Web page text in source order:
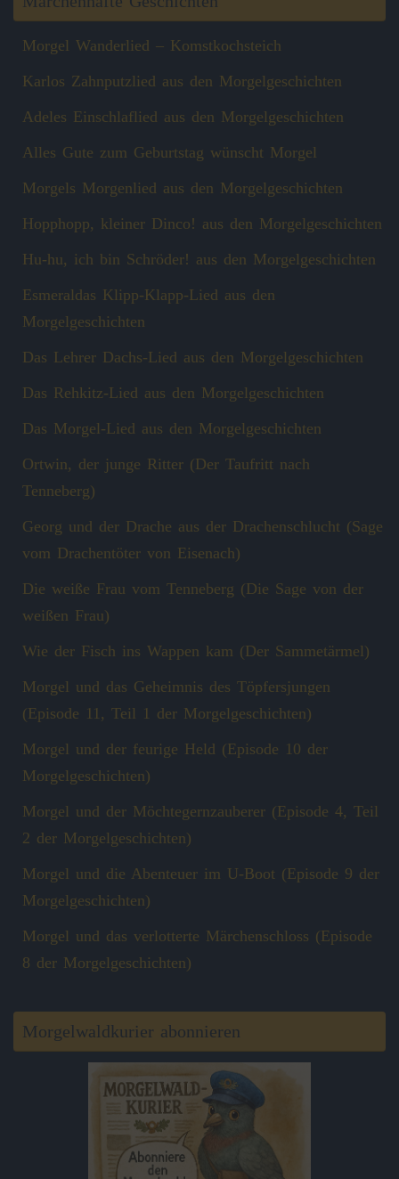
Morgel Wanderlied – Komstkochsteich
Karlos Zahnputzlied aus den Morgelgeschichten
Adeles Einschlaflied aus den Morgelgeschichten
Alles Gute zum Geburtstag wünscht Morgel
Morgels Morgenlied aus den Morgelgeschichten
Hopphopp, kleiner Dinco! aus den Morgelgeschichten
Hu-hu, ich bin Schröder! aus den Morgelgeschichten
Esmeraldas Klipp‑Klapp‑Lied aus den
Morgelgeschichten
Das Lehrer Dachs-Lied aus den Morgelgeschichten
Das Rehkitz-Lied aus den Morgelgeschichten
Das Morgel-Lied aus den Morgelgeschichten
Ortwin, der junge Ritter (Der Taufritt nach
Tenneberg)
Georg und der Drache aus der Drachenschlucht (Sage
vom Drachentöter von Eisenach)
Die weiße Frau vom Tenneberg (Die Sage von der
weißen Frau)
Wie der Fisch ins Wappen kam (Der Sammetärmel)
Morgel und das Geheimnis des Töpfersjungen
(Episode 11, Teil 1 der Morgelgeschichten)
Morgel und der feurige Held (Episode 10 der
Morgelgeschichten)
Morgel und der Möchtegernzauberer (Episode 4, Teil
2 der Morgelgeschichten)
Morgel und die Abenteuer im U-Boot (Episode 9 der
Morgelgeschichten)
Morgel und das verlotterte Märchenschloss (Episode
8 der Morgelgeschichten)
Morgelwaldkurier abonnieren